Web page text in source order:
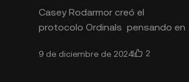
Casey Rodarmor creó el
protocolo Ordinals pensando en
Aunque el protocolo recomienda
9 de diciembre de 2024 2